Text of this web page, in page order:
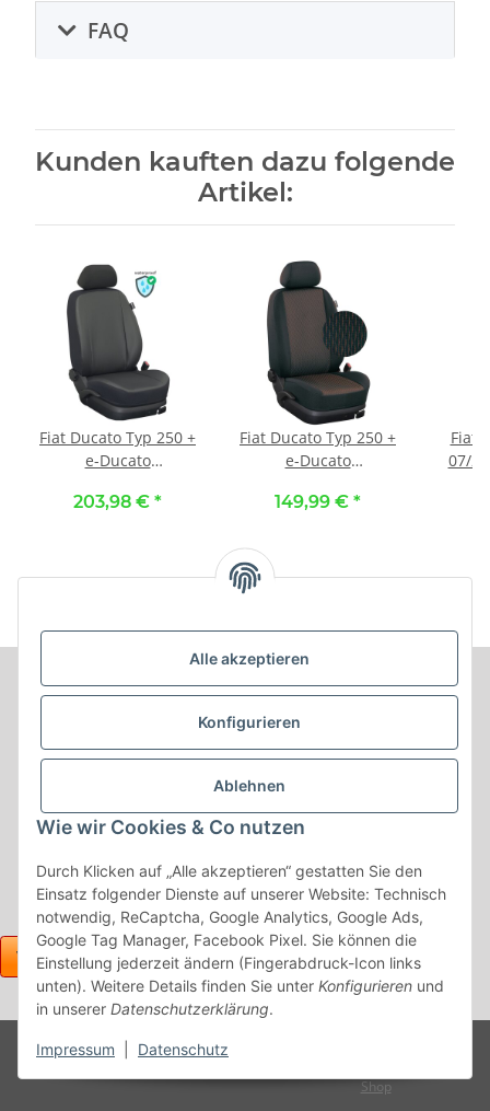
Alle akzeptieren
Konfigurieren
Ablehnen
Wie wir Cookies & Co nutzen
Durch Klicken auf „Alle akzeptieren“ gestatten Sie den
Einsatz folgender Dienste auf unserer Website: Technisch
notwendig, ReCaptcha, Google Analytics, Google Ads,
Google Tag Manager, Facebook Pixel. Sie können die
Einstellung jederzeit ändern (Fingerabdruck-Icon links
unten). Weitere Details finden Sie unter Konfigurieren und
in unserer Datenschutzerklärung.
Impressum Datenschutz
FAQ
Kunden kauften dazu folgende
Artikel:
Fiat Ducato Typ 250 +
e-Ducato
05/2014 - /
3-Sitzer (Fahrersitz +
203,98 € *
Fiat Ducato Typ 250 +
e-Ducato
05/2014 - /
Vordersitzbezüge
(Einzelsitze) :: 122.
Stoff Toscana / Stoff
149,99 € *
Fiat
07/
Informationen
Produkt Informationen
Shop Informationen
Gesetzliche Informationen
* Alle Preise inkl. gesetzlicher USt., zzgl.
Shop